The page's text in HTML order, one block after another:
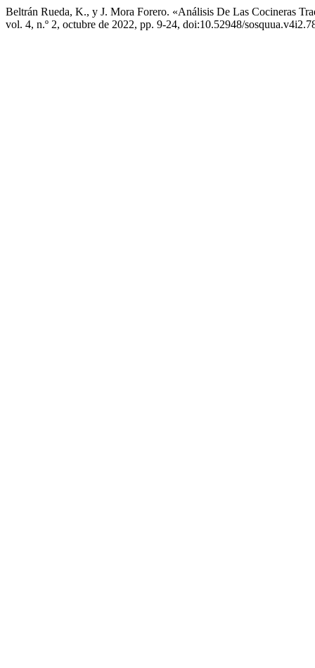
Beltrán Rueda, K., y J. Mora Forero. «Análisis De Las Cocineras
vol. 4, n.º 2, octubre de 2022, pp. 9-24, doi:10.52948/